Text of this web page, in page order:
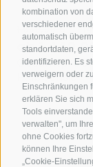
kombination von
verschiedener
automatisch
standortdaten,
identifizieren. Es
verweigern oder
Einschränkungen
erklären Sie sich
Tools
verwalten", um
ohne Cookies
können Ihre
„Cookie-